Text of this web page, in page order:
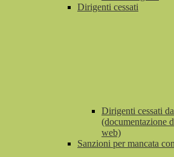
Dirigenti cessati
Dirigenti cessati
(documentazione
web)
Sanzioni per mancata